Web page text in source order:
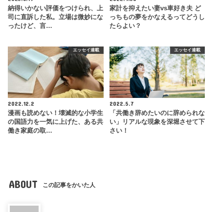
納得いかない評価をつけられ、上
司に直訴した私。立場は微妙にな
ったけど、言…
家計を抑えたい妻vs車好き夫 ど
っちもの夢をかなえるってどうし
たらよい？
エッセイ連載
2022.12.2
漫画も読めない！壊滅的な小学生
の国語力を一気に上げた、ある共
働き家庭の取…
エッセイ連載
2022.5.7
「共働き辞めたいのに辞められな
い」リアルな現象を深堀させて下
さい！
ABOUT この記事をかいた人